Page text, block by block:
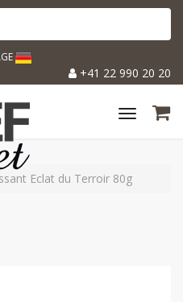
+41 22 990 20 20
Toggle
Eclat du Terroir 80g